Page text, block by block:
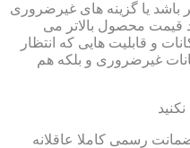
باشد یا گزینه های غیرضروری
قیمت محصول بالاتر می
و قابلیت هایی که انتظار
غیرضروری و بلکه هم
ضمانت رسمی کاملا عاقلانه